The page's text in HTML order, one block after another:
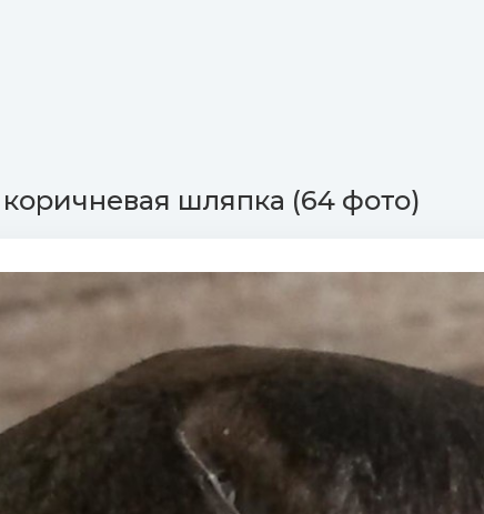
шляпка (64 фото)